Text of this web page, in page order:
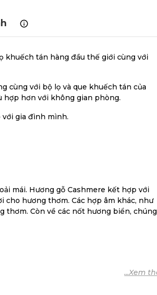
khuếch tán hàng đầu thế giới cùng với
cùng với bộ lọ và que khuếch tán của
hợp hơn với không gian phòng.
gia đình mình.
mái. Hương gỗ Cashmere kết hợp với
hương thơm. Các hợp âm khác, như
thơm. Còn về các nốt hương biển, chúng